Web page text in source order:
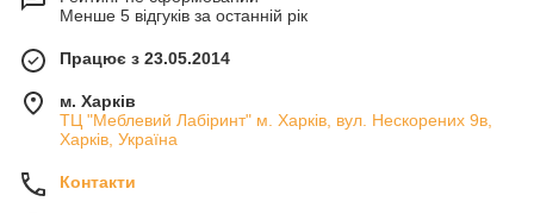
Менше 5 відгуків за останній рік
Працює з 23.05.2014
м. Харків
ТЦ "Меблевий Лабіринт" м. Харків, вул. Нескорених 9в,
Харків, Україна
Контакти